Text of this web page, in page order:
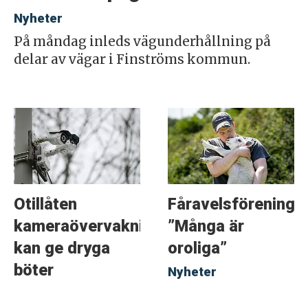
Nyheter
På måndag inleds vägunderhållning på
delar av vägar i Finströms kommun.
Otillåten
kameraövervakning
kan ge dryga
böter
”Många är
oroliga”
Nyheter